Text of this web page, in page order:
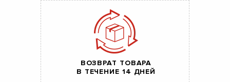
ВОЗВРАТ ТОВАРА
В ТЕЧЕНИЕ 14 ДНЕЙ